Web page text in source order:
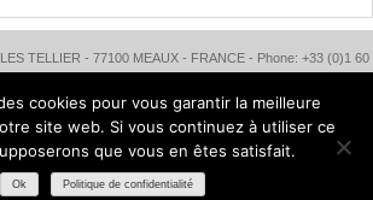
TELLIER - 77100 MEAUX - FRANCE - Phone: +33 (0)1 60
www.pkb.fr- www.garin-pierre.fr
- All rights reserved Legal notice
Sitemap
cookies pour vous garantir la meilleure
site web. Si vous continuez à utiliser ce
que vous en êtes satisfait.
Ok Politique de confidentialité